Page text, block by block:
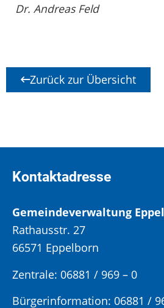
Dr. Andreas Feld
Zurück zur Übersicht
Kontaktadresse
Gemeindeverwaltung
Rathausstr. 27
66571 Eppelborn
Zentrale: 06881 / 969 – 0
Bürgerinformation: 06881 /